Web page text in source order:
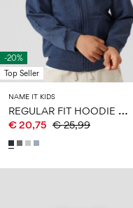
-20%
Top Seller
NAME IT KIDS
R
EGULAR FIT HOODIE MIT REISSVERSCHLUSS
€ 20,75 € 25,99